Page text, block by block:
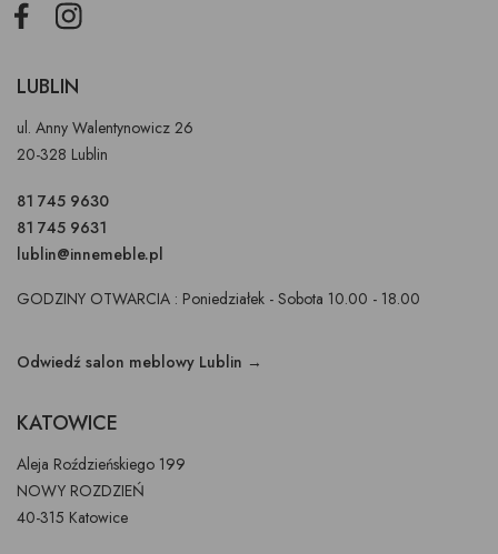
FacebookInstagram
LUBLIN
ul. Anny Walentynowicz 26
20-328 Lublin
81 745 9630
81 745 9631
lublin@innemeble.pl
GODZINY OTWARCIA : Poniedziałek - Sobota 10.00 - 18.00
Odwiedź salon meblowy Lublin →
KATOWICE
Aleja Roździeńskiego 199
NOWY ROZDZIEŃ
40-315 Katowice